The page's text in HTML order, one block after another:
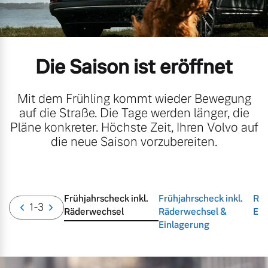
Mild-Hybrid
Geschäftskunden
Konnektivität
Angebot anfragen
Volvo Gebrauchtwagenbörse
Aktuelle Zubehörangebote
Zubehörkatalog
Sie erhalten bei uns eine
Sommer Kompletträder.
Kontakt und Anfahrt
Die Saison ist eröffnet
Mit dem Frühling kommt wieder Bewegung
auf die Straße. Die Tage werden länger, die
Pläne konkreter. Höchste Zeit, Ihren Volvo auf
die neue Saison vorzubereiten.
1-3
Frühjahrscheck inkl.
Räderwechsel
Frühjahrscheck inkl.
Räderwechsel &
Einlagerung